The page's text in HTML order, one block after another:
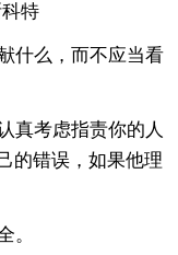
特
什么，而不应当看
真考虑指责你的人
的错误，如果他理
。